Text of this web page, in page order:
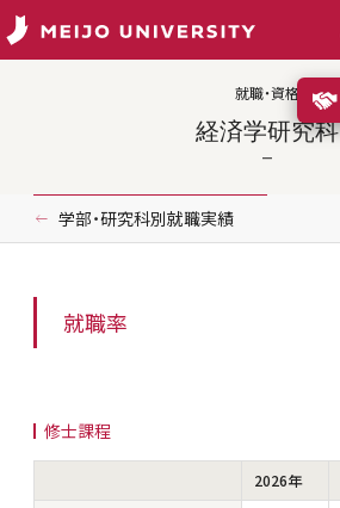
就職・資格
経済学研究科
学部・研究科別就職実績
就職率
修士課程
2026年